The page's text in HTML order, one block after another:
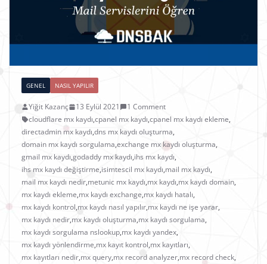
GENEL NASIL YAPILIR
Yiğit Kazanç 13 Eylül 2021
1 Comment
cloudflare mx kaydı,cpanel mx kaydı,cpanel mx kaydı ekleme,
directadmin mx kaydı,dns mx kaydı oluşturma,
domain mx kaydı sorgulama,exchange mx kaydı oluşturma,
gmail mx kaydı,godaddy mx kaydı,ihs mx kaydı,
ihs mx kaydı değiştirme,isimtescil mx kaydı,mail mx kaydı,
mail mx kaydı nedir,metunic mx kaydı,mx kaydı,mx kaydı domain,
mx kaydı ekleme,mx kaydı exchange,mx kaydı hatalı,
mx kaydı kontrol,mx kaydı nasıl yapılır,mx kaydı ne işe yarar,
mx kaydı nedir,mx kaydı oluşturma,mx kaydı sorgulama,
mx kaydı sorgulama nslookup,mx kaydı yandex,
mx kaydı yönlendirme,mx kayıt kontrol,mx kayıtları,
mx kayıtları nedir,mx query,mx record analyzer,mx record check,